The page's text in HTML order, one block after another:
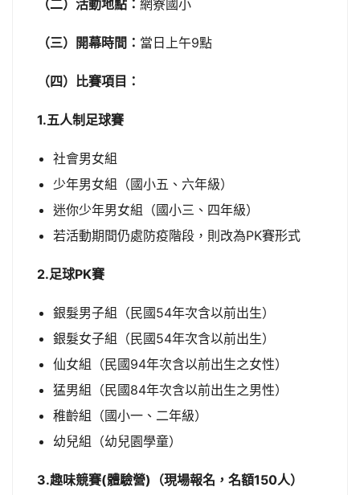
（二）活動地點： 網寮國小
（三）開幕時間： 當日上午9點
（四）比賽項目：
1.五人制足球賽
社會男女組
少年男女組（國小五、六年級）
迷你少年男女組（國小三、四年級）
若活動期間仍處防疫階段，則改為PK賽形式
2.足球PK賽
銀髮男子組（民國54年次含以前出生）
銀髮女子組（民國54年次含以前出生）
仙女組（民國94年次含以前出生之女性）
猛男組（民國84年次含以前出生之男性）
稚齡組（國小一、二年級）
幼兒組（幼兒園學童）
3.趣味競賽(體驗營)（現場報名，名額150人）